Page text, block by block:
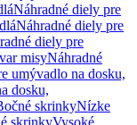
Náhradné diely pre
Náhradné diely pre
diely pre
misyNáhradné
umývadlo na dosku,
dosku,
skrinkyNízke
skrinkyVysoké